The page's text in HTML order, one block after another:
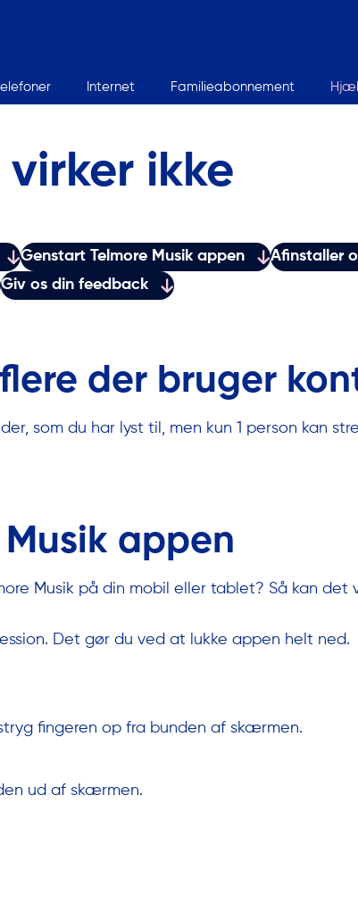
Internet Familieabonnement
virker ikke
Genstart Telmore Musik appen
Afinstaller
Giv os din feedback
der bruger
som du har lyst til, men kun 1 person kan
appen
Musik på din mobil eller tablet? Så kan
Det gør du ved at lukke appen helt ned.
fingeren op fra bunden af skærmen.
ud af skærmen.